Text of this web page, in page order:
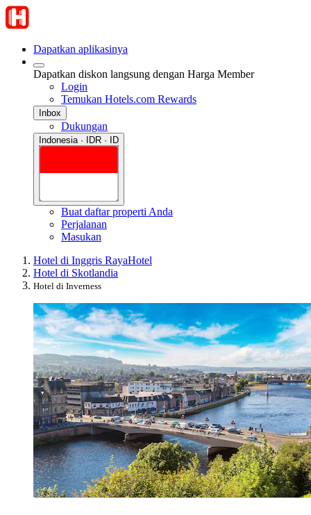
Dapatkan aplikasinya
Dapatkan diskon langsung dengan Harga Member
Login
Temukan Hotels.com Rewards
Inbox
Dukungan
Indonesia · IDR · ID
Buat daftar properti Anda
Perjalanan
Masukan
Hotel di Inggris RayaHotel
Hotel di Skotlandia
Hotel di Inverness